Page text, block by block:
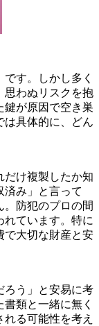
す。しかし多く
思わぬリスクを抱
鍵が原因で空き巣
は具体的に、どん
だけ複製したか知
済み」と言って
。防犯のプロの間
れています。特に
で大切な財産と安
ろう」と安易に考
類と一緒に無く
る可能性を考え